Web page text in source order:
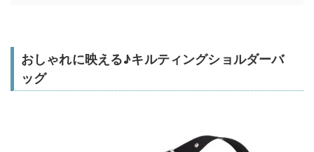
おしゃれに映える♪キルティングショルダーバ
ッグ